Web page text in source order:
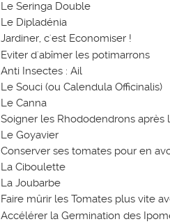
Le Seringa Double
Le Dipladénia
Jardiner, c'est Economiser !
Eviter d'abîmer les potimarrons
Anti Insectes : Ail
Le Souci (ou Calendula Officinalis)
Le Canna
Soigner les Rhododendrons après
Le Goyavier
Conserver ses tomates pour en
La Ciboulette
La Joubarbe
Faire mûrir les Tomates plus vite
Accélérer la Germination des